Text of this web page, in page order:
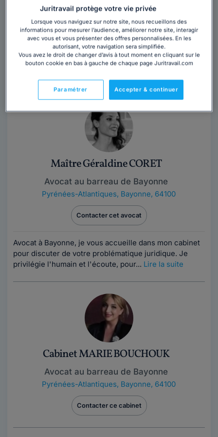
Vous souhaitez rencontrer un avocat en
cabinet à Bayonne ?
Obtenez 3 devis d'avocats près de chez vous
sous 48 heures.
Maître Géraldine CORET
Avocat au barreau de Bayonne
Pyrénées-Atlantiques, Bayonne, 64100
Contacter cet avocat
Avocat à Bayonne, je vous accueille dans mon cabinet
pour discuter de votre problématique juridique. Je
privilégie l'humain et l'écoute, pour... Lire la suite
Cabinet MARIE BOUCHOUK
Avocat au barreau de Bayonne
Pyrénées-Atlantiques, Bayonne, 64100
Contacter ce cabinet
Juritravail protège votre vie privée
Lorsque vous naviguez sur notre site, nous recueillons des
informations pour mesurer l’audience, améliorer notre site, interagir
avec vous et vous présenter des offres personnalisées. En les
autorisant, votre navigation sera simplifiée.
Vous avez le droit de changer d’avis à tout moment en cliquant sur le
bouton cookie en bas à gauche de chaque page Juritravail.com
Accepter & continuer
Paramétrer